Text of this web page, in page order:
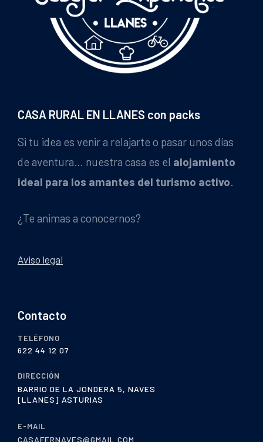
CASA RURAL EN LLANES con packs
Si tu idea es venir a relajarte o pasar unos días
de aventura… nuestra casa es el alojamiento
ideal para los amantes del turismo activo.
¿Te animas a conocernos?
Aviso legal
Contacto
TELÉFONO
622 44 12 07
DIRECCIÓN
BARRIO DE LA JONDERA 5, NAVES
[LLANES] ASTURIAS
E-MAIL
CASAFERNAVES@GMAIL.COM